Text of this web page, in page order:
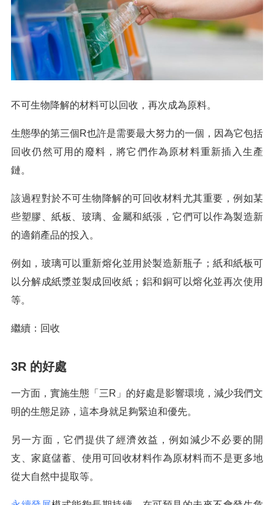
不可生物降解的材料可以回收，再次成為原料。
生態學的第三個R也許是需要最大努力的一個，因為它包括
回收仍然可用的廢料，將它們作為原材料重新插入生產
鏈。
該過程對於不可生物降解的可回收材料尤其重要，例如某
些塑膠、紙板、玻璃、金屬和紙張，它們可以作為製造新
的適銷產品的投入。
例如，玻璃可以重新熔化並用於製造新瓶子；紙和紙板可
以分解成紙漿並製成回收紙；鋁和銅可以熔化並再次使用
等。
繼續：回收
3R 的好處
一方面，實施生態「三R」的好處是影響環境，減少我們文
明的生態足跡，這本身就足夠緊迫和優先。
另一方面，它們提供了經濟效益，例如減少不必要的開
支、家庭儲蓄、使用可回收材料作為原材料而不是更多地
從大自然中提取等。